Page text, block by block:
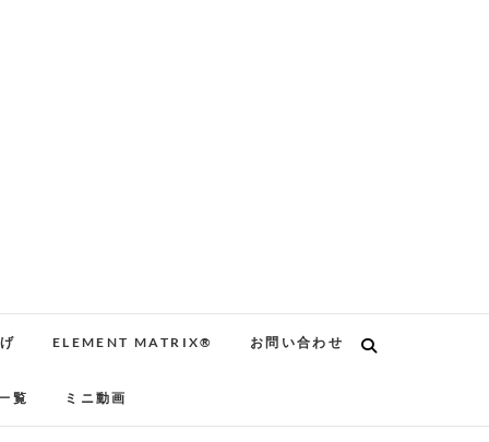
ELEMENT MATRIX® お問い合わせ
覧 ミニ動画